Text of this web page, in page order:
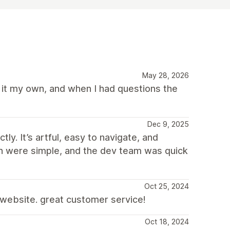
May 28, 2026
my own, and when I had questions the
Dec 9, 2025
It’s artful, easy to navigate, and
simple, and the dev team was quick
Oct 25, 2024
great customer service!
Oct 18, 2024